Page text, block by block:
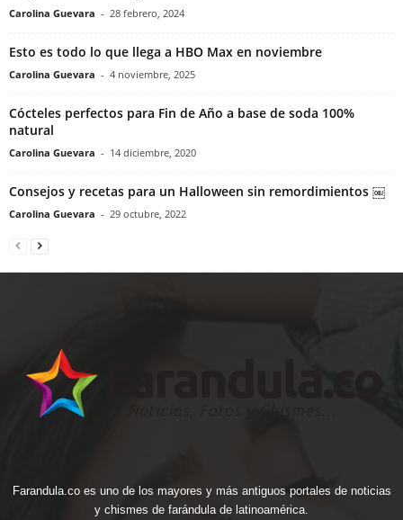
Carolina Guevara - 28 febrero, 2024
Esto es todo lo que llega a HBO Max en noviembre
Carolina Guevara - 4 noviembre, 2025
Cócteles perfectos para Fin de Año a base de soda 100%
natural
Carolina Guevara - 14 diciembre, 2020
Consejos y recetas para un Halloween sin remordimientos ￼
Carolina Guevara - 29 octubre, 2022
Farandula.co es uno de los mayores y más antiguos portales de noticias
y chismes de farándula de latinoamérica.